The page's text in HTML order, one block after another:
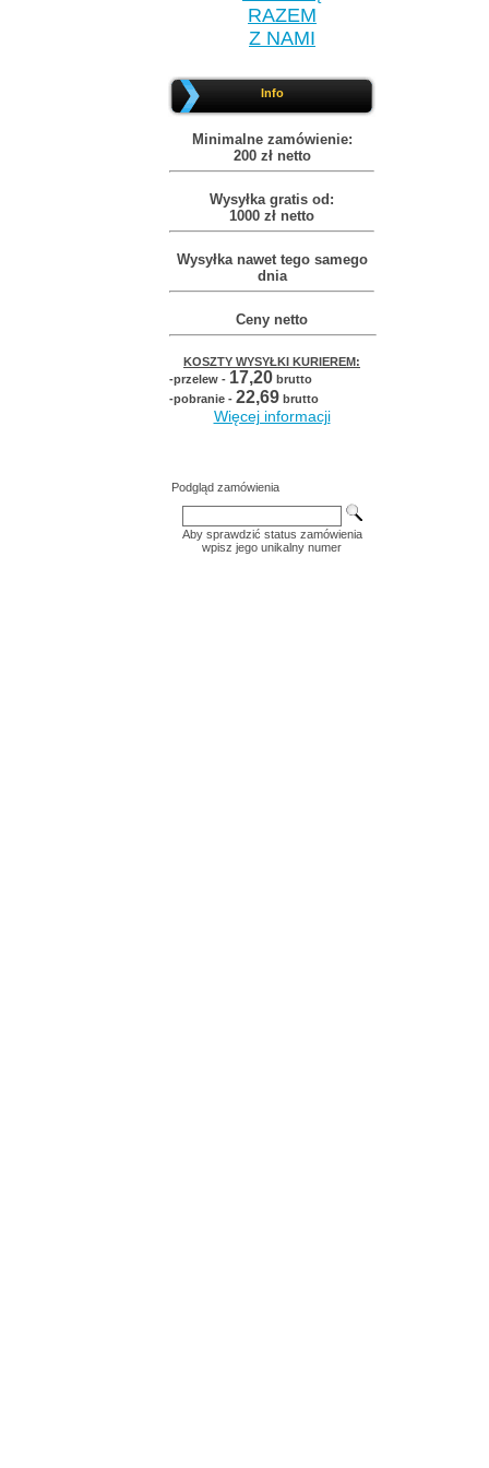
RAZEM
Z NAMI
Info
Minimalne zamówienie:
200 zł netto
Wysyłka gratis od:
1000 zł netto
Wysyłka nawet tego samego
dnia
Ceny netto
KOSZTY WYSYŁKI KURIEREM:
-przelew - 17,20 brutto
-pobranie - 22,69 brutto
Więcej informacji
Podgląd zamówienia
Aby sprawdzić status zamówienia
wpisz jego unikalny numer